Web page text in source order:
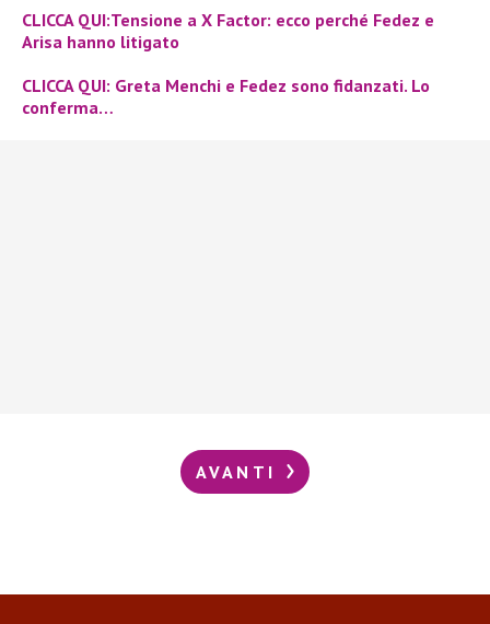
CLICCA QUI:Tensione a X Factor: ecco perché Fedez e
Arisa hanno litigato
CLICCA QUI: Greta Menchi e Fedez sono fidanzati. Lo
conferma…
AVANTI